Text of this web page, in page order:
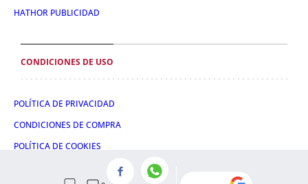
HATHOR PUBLICIDAD
CONDICIONES DE USO
POLÍTICA DE PRIVACIDAD
CONDICIONES DE COMPRA
POLÍTICA DE COOKIES